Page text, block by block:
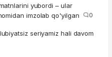
yubordi – ular
imzolab qo'yilgan
0
seriyamiz hali davom